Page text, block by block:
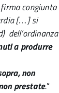
congiunta
[…] si
dell’ordinanza
a produrre
non
prestate.“